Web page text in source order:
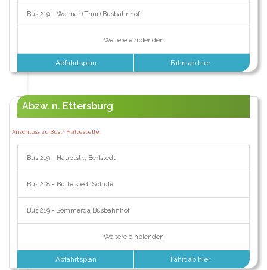
Bus 219 - Weimar (Thür) Busbahnhof
Weitere einblenden
Abfahrtsplan Fahrt ab hier
Abzw. n. Ettersburg
Anschluss zu Bus / Haltestelle:
Bus 219 - Hauptstr., Berlstedt
Bus 218 - Buttelstedt Schule
Bus 219 - Sömmerda Busbahnhof
Weitere einblenden
Abfahrtsplan Fahrt ab hier